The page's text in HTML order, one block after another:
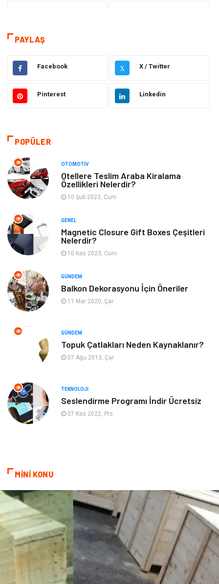
Teknoloji & İnternet
Elektrik & Elektronik Eğitim
Gıda Estetik ve Güzellik
Otomotiv
Giyim
Cilt ve Deri Hastalıkları Bilgisayar & Yazılım
Organizasyon Hastalıklar
Kadın Hastalıkları Alternatif Tıp
Güzellik
Beslenme
Psikolojik Hastalıklar
Kanser
Diyet
Bakım Aksesuar
Sağlık Haberleri Blogroll
Spor Malzemeleri Hediyelik Eşya
PAYLAŞ
Facebook X X / Twitter
Pinterest Linkedin
POPÜLER
OTOMOTIV
Otellere Teslim Araba Kiralama
Özellikleri Nelerdir?
10 Şub 2023, Cum
GENEL
Magnetic Closure Gift Boxes Çeşitleri
Nelerdir?
10 Kas 2023, Cum
GÜNDEM
Balkon Dekorasyonu İçin Öneriler
11 Mar 2020, Çar
GÜNDEM
Topuk Çatlakları Neden Kaynaklanır?
07 Ağu 2013, Çar
TEKNOLOJI
Seslendirme Programı İndir Ücretsiz
07 Kas 2022, Pts
MİNİ KONU